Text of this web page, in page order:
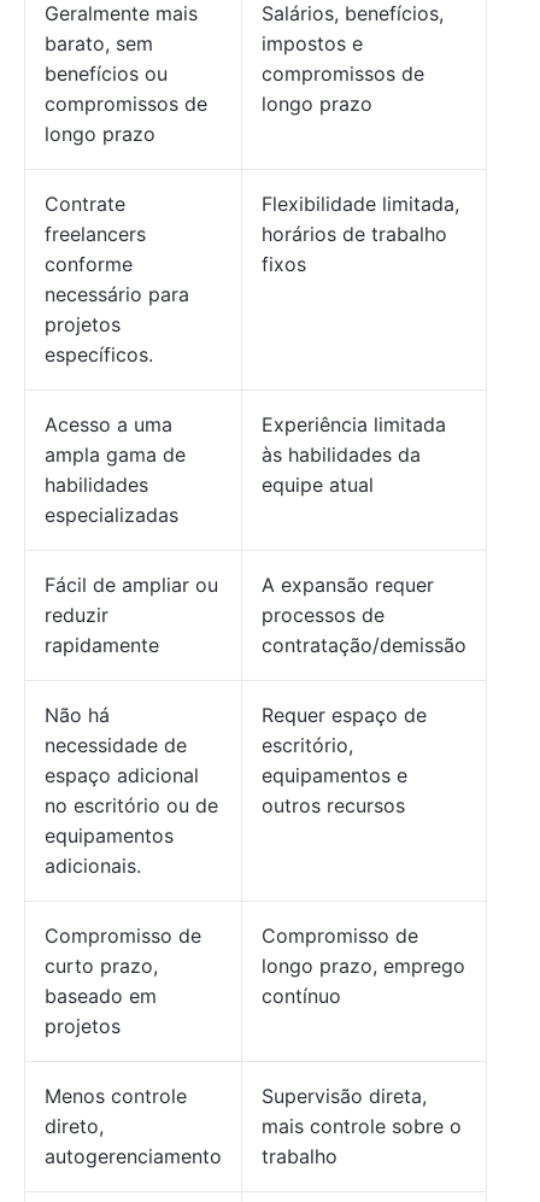
Geralmente mais
barato, sem
benefícios ou
compromissos de
longo prazo
Salários, benefícios,
impostos e
compromissos de
longo prazo
Contrate
freelancers
conforme
necessário para
projetos
específicos.
Flexibilidade limitada,
horários de trabalho
fixos
Acesso a uma
ampla gama de
habilidades
especializadas
Experiência limitada
às habilidades da
equipe atual
Fácil de ampliar ou
reduzir
rapidamente
A expansão requer
processos de
contratação/demissão
Não há
necessidade de
espaço adicional
no escritório ou de
equipamentos
adicionais.
Requer espaço de
escritório,
equipamentos e
outros recursos
Compromisso de
curto prazo,
baseado em
projetos
Compromisso de
longo prazo, emprego
contínuo
Menos controle
direto,
autogerenciamento
Supervisão direta,
mais controle sobre o
trabalho